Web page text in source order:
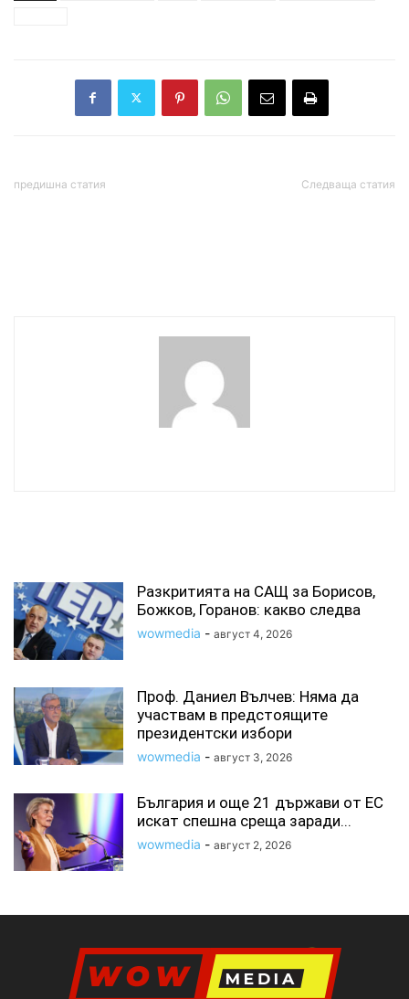
предишна статия Следваща статия
Разкритията на САЩ за Борисов,
Божков, Горанов: какво следва
wowmedia - август 4, 2026
Проф. Даниел Вълчев: Няма да
участвам в предстоящите
президентски избори
wowmedia - август 3, 2026
България и още 21 държави от ЕС
искат спешна среща заради...
wowmedia - август 2, 2026